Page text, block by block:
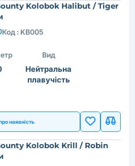
Kolobok Halibut / Tiger
Код : KB005
Вид
Нейтральна
плавучість
наявність
Kolobok Krill / Robin